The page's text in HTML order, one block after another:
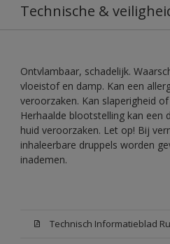
Technische &
Ontvlambaar, schadelijk.
vloeistof en damp. Kan een
veroorzaken. Kan slaperigheid
Herhaalde blootstelling kan een
huid veroorzaken. Let op! Bij
inhaleerbare druppels worden
inademen.